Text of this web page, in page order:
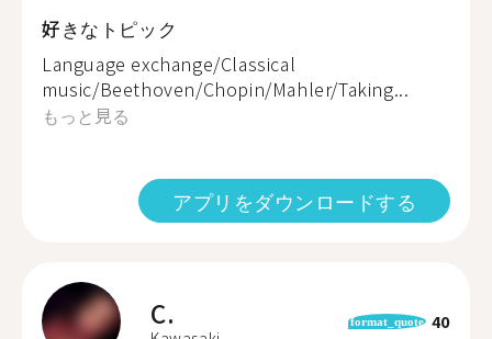
好きなトピック
Language exchange/Classical
music/Beethoven/Chopin/Mahler/Taking...
もっと見る
アプリをダウンロードする
C. format_quote 40